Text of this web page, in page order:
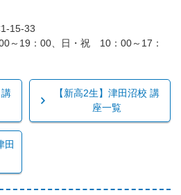
15-33
～19：00、日・祝 10：00～17：
講
【新高2生】津田沼校 講
座一覧
田